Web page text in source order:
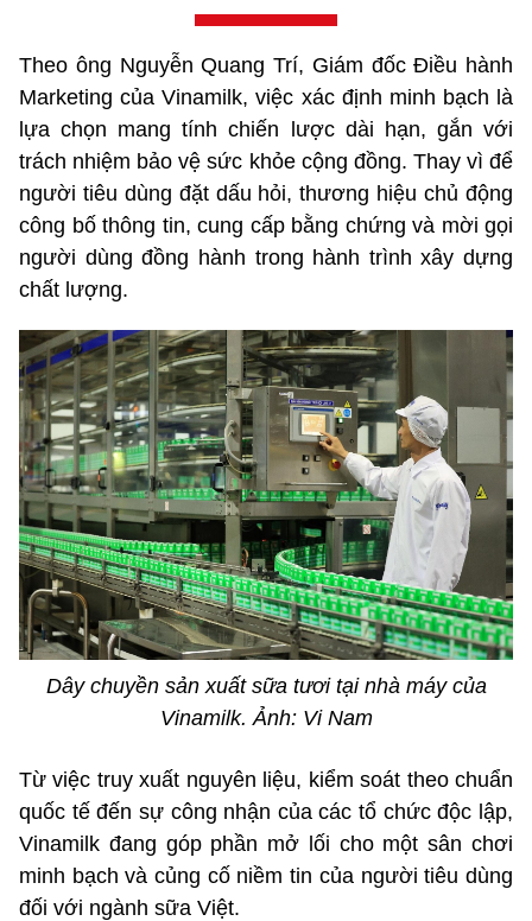
Theo ông Nguyễn Quang Trí, Giám đốc Điều hành
Marketing của Vinamilk, việc xác định minh bạch là
lựa chọn mang tính chiến lược dài hạn, gắn với
trách nhiệm bảo vệ sức khỏe cộng đồng. Thay vì để
người tiêu dùng đặt dấu hỏi, thương hiệu chủ động
công bố thông tin, cung cấp bằng chứng và mời gọi
người dùng đồng hành trong hành trình xây dựng
chất lượng.
Dây chuyền sản xuất sữa tươi tại nhà máy của
Vinamilk. Ảnh: Vi Nam
Từ việc truy xuất nguyên liệu, kiểm soát theo chuẩn
quốc tế đến sự công nhận của các tổ chức độc lập,
Vinamilk đang góp phần mở lối cho một sân chơi
minh bạch và củng cố niềm tin của người tiêu dùng
đối với ngành sữa Việt.